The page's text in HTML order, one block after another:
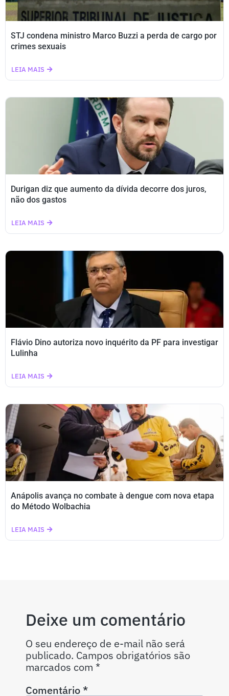
STJ condena ministro Marco Buzzi a perda de cargo por
crimes sexuais
LEIA MAIS
Durigan diz que aumento da dívida decorre dos juros,
não dos gastos
LEIA MAIS
Flávio Dino autoriza novo inquérito da PF para investigar
Lulinha
LEIA MAIS
Anápolis avança no combate à dengue com nova etapa
do Método Wolbachia
LEIA MAIS
Deixe um comentário
O seu endereço de e-mail não será
publicado. Campos obrigatórios são
marcados com *
Comentário*